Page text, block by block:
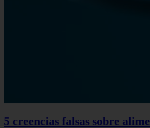
5 creencias falsas sobre